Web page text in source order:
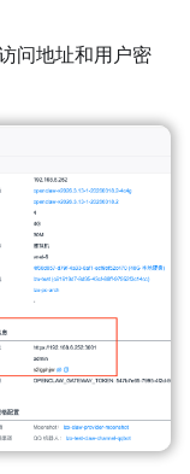
问地址和用户密